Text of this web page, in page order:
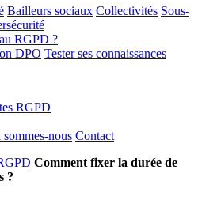
Bailleurs sociaux Collectivités Sous-
RGPD ?
DPO Tester ses connaissances
RGPD
nous Contact
Comment fixer la durée de
?